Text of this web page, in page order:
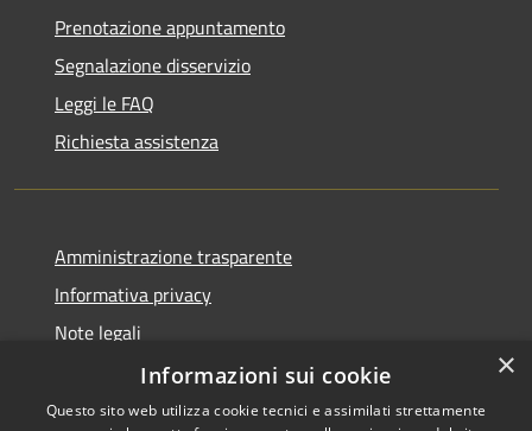
Prenotazione appuntamento
Segnalazione disservizio
Leggi le FAQ
Richiesta assistenza
Amministrazione trasparente
Informativa privacy
Note legali
Dichiarazione di accessibilità
×
Informazioni sui cookie
Questo sito web utilizza cookie tecnici e assimilati strettamente